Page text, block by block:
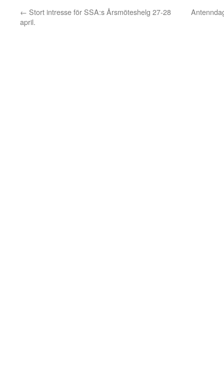
← Stort intresse för SSA:s Årsmöteshelg 27-28
april.